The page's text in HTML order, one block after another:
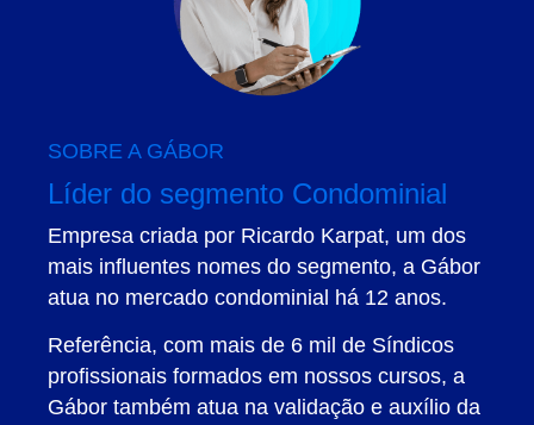
SOBRE A GÁBOR
Líder do segmento Condominial
Empresa criada por Ricardo Karpat, um dos
mais influentes nomes do segmento, a Gábor
atua no mercado condominial há 12 anos.
Referência, com mais de 6 mil de Síndicos
profissionais formados em nossos cursos, a
Gábor também atua na validação e auxílio da